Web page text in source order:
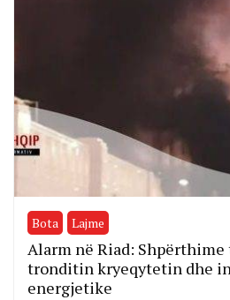
Bota Lajme
Alarm në Riad:
tronditin kryeqytetin dhe
energjetike